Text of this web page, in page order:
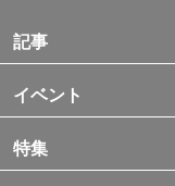
記事
イベント
特集